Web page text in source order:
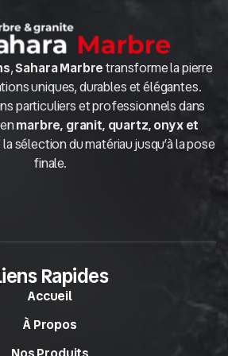
,Sahara Marbretransforme la pierre
uniques, durables et élégantes.
particuliers et professionnels dans
marbre, granit, quartz, onyx et
la sélection du matériau jusqu’à la pose
finale.
Rapides
Accueil
À Propos